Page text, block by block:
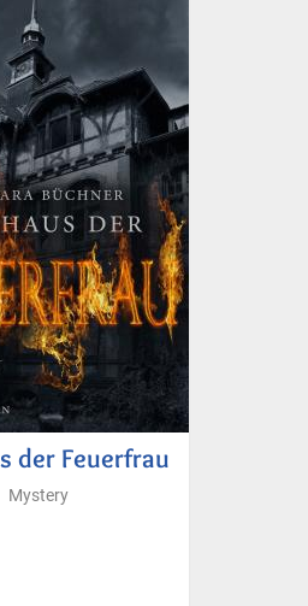
der Feuerfrau
Mystery